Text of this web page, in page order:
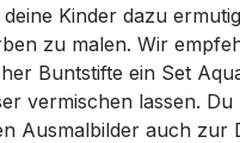
Kinder dazu
zu malen. Wir
Buntstifte ein Set
vermischen lassen. Du
Ausmalbilder auch zur